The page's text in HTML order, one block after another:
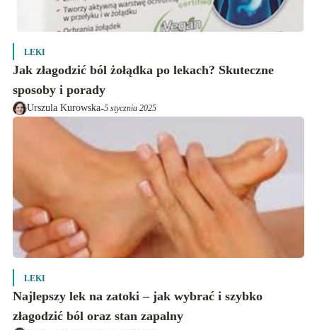
LEKI
Jak złagodzić ból żołądka po lekach? Skuteczne
sposoby i porady
Urszula Kurowska-5 stycznia 2025
LEKI
Najlepszy lek na zatoki – jak wybrać i szybko
złagodzić ból oraz stan zapalny